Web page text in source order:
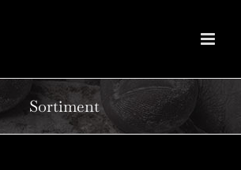
Sortiment